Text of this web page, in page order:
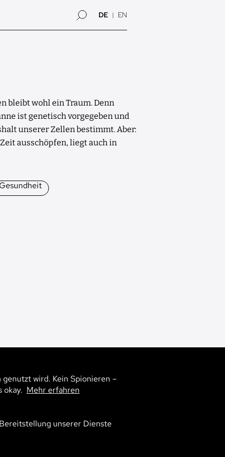
DE EN
bleibt wohl ein Traum. Denn
ist genetisch vorgegeben und
unserer Zellen bestimmt. Aber:
ausschöpfen, liegt auch in
wird. Kein Spionieren –
okay. Mehr erfahren
unserer Dienste